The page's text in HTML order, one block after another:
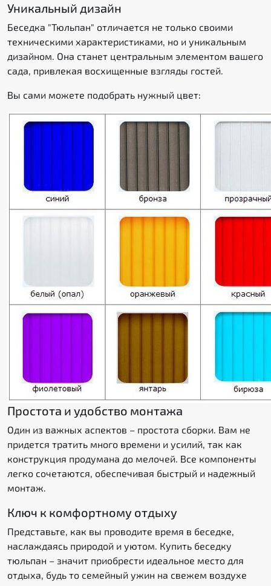
Уникальный дизайн
Беседка "Тюльпан" отличается не только своими
техническими характеристиками, но и уникальным
дизайном. Она станет центральным элементом вашего
сада, привлекая восхищенные взгляды гостей.
Вы сами можете подобрать нужный цвет:
Простота и удобство монтажа
Один из важных аспектов – простота сборки. Вам не
придется тратить много времени и усилий, так как
конструкция продумана до мелочей. Все компоненты
легко сочетаются, обеспечивая быстрый и надежный
монтаж.
Ключ к комфортному отдыху
Представьте, как вы проводите время в беседке,
наслаждаясь природой и уютом. Купить беседку
тюльпан – значит приобрести идеальное место для
отдыха, будь то семейный ужин на свежем воздухе